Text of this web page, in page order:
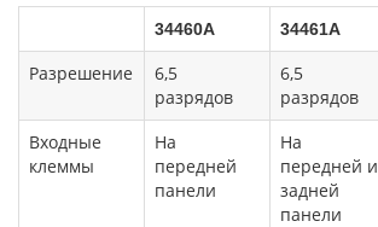
34460A 34461A
Разрешение
6,5
разрядов
6,5
разрядов
Входные
клеммы
На
передней
панели
На
передней и
задней
панели